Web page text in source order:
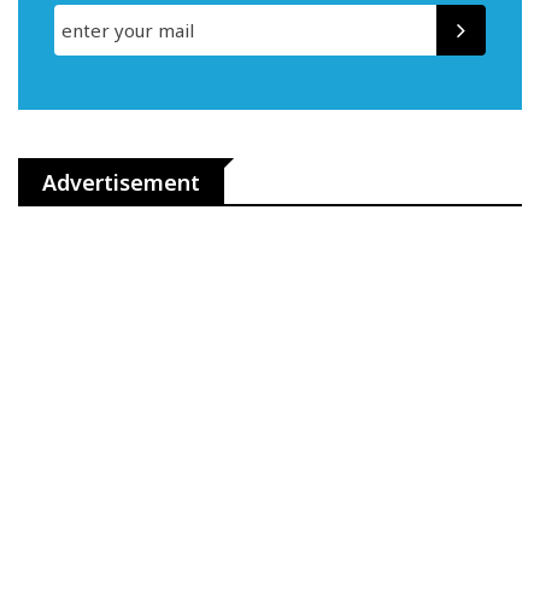
Advertisement